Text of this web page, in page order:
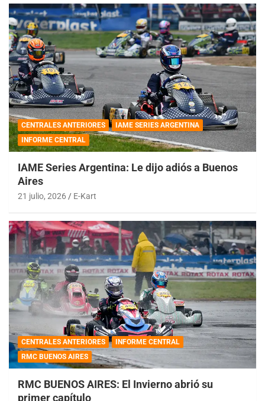
CENTRALES ANTERIORES
IAME SERIES ARGENTINA
INFORME CENTRAL
IAME Series Argentina: Le dijo adiós a Buenos
Aires
21 julio, 2026 E-Kart
CENTRALES ANTERIORES
INFORME CENTRAL
RMC BUENOS AIRES
RMC BUENOS AIRES: El Invierno abrió su
primer capítulo